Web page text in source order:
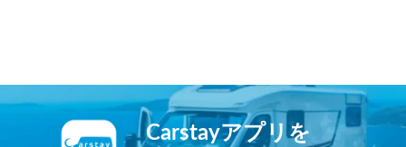
景が登山者に人気です。 ※
北岳より夜明けの富士山を望
む © TAKAO_Tsushimaクリエ
イティブコモンズライセンス
玄が祀られ、今でも「必勝の
神」として信仰を集めていま
す。
Carstayアプリを